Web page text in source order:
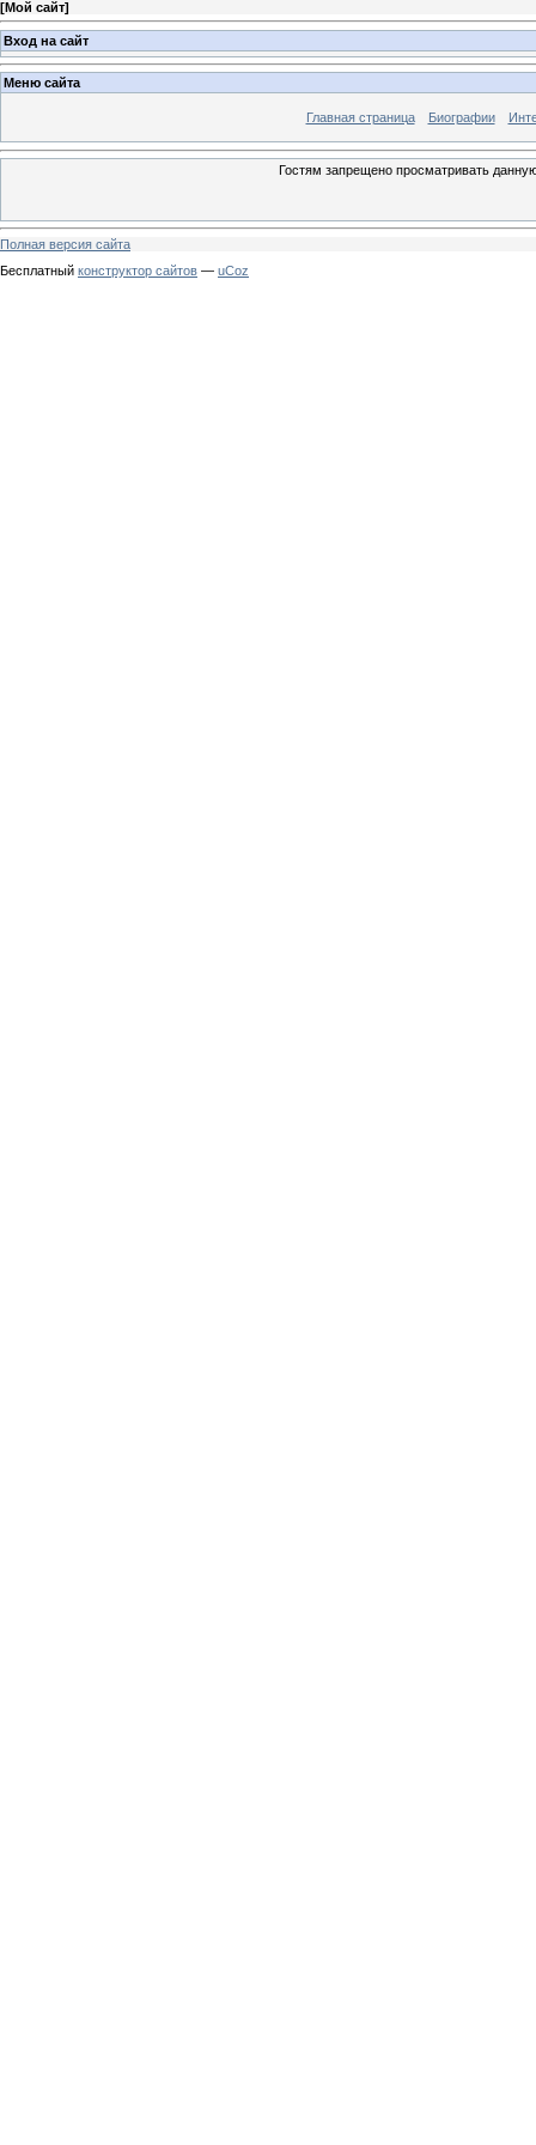
[Мой сайт]
Вход на сайт
Меню сайта
Главная страница Биографии
Гостям запрещено просматривать
Полная версия сайта
Бесплатный конструктор сайтов — uCoz